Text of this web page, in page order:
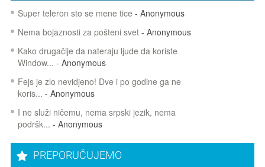
Super teleron sto se mene tice - Anonymous
Nema bojaznosti za pošteni svet- Anonymous
Kako drugačije da nateraju ljude da koriste
Window... - Anonymous
Fejs je zlo nevidjeno! Dve i po godine ga ne
koris... - Anonymous
I ne služi ničemu, nema srpski jezik, nema
podršk... - Anonymous
PREPORUČUJEMO